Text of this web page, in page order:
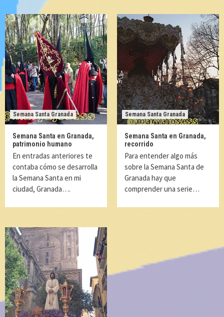
Semana Santa Granada
Semana Santa en Granada,
patrimonio humano
En entradas anteriores te
contaba cómo se desarrolla
la Semana Santa en mi
ciudad, Granada….
Semana Santa Granada
Semana Santa en Granada,
recorrido
Para entender algo más
sobre la Semana Santa de
Granada hay que
comprender una serie…